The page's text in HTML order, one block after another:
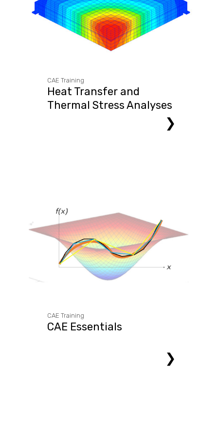
CAE Training
Heat Transfer and
Thermal Stress Analyses
❯
CAE Training
CAE Essentials
❯